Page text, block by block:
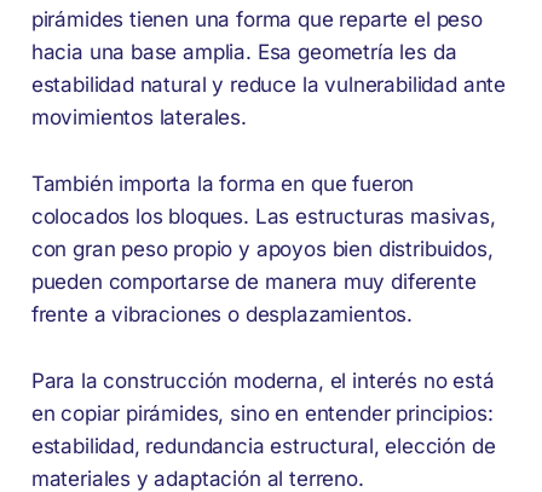
pirámides tienen una forma que reparte el peso
hacia una base amplia. Esa geometría les da
estabilidad natural y reduce la vulnerabilidad ante
movimientos laterales.
También importa la forma en que fueron
colocados los bloques. Las estructuras masivas,
con gran peso propio y apoyos bien distribuidos,
pueden comportarse de manera muy diferente
frente a vibraciones o desplazamientos.
Para la construcción moderna, el interés no está
en copiar pirámides, sino en entender principios:
estabilidad, redundancia estructural, elección de
materiales y adaptación al terreno.